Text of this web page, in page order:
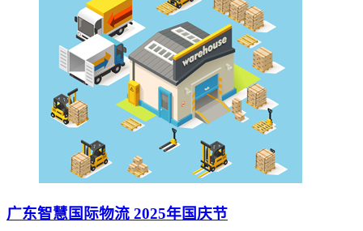
广东智慧国际物流 2025年国庆节